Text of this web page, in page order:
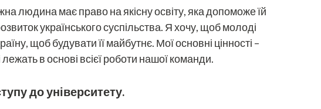
людина має право на якісну освіту, яка допоможе їй
українського суспільства. Я хочу, щоб молоді
щоб будувати її майбутнє. Мої основні цінності –
лежать в основі всієї роботи нашої команди.
до університету.